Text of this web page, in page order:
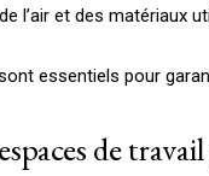
l’air et des matériaux
essentiels pour
de